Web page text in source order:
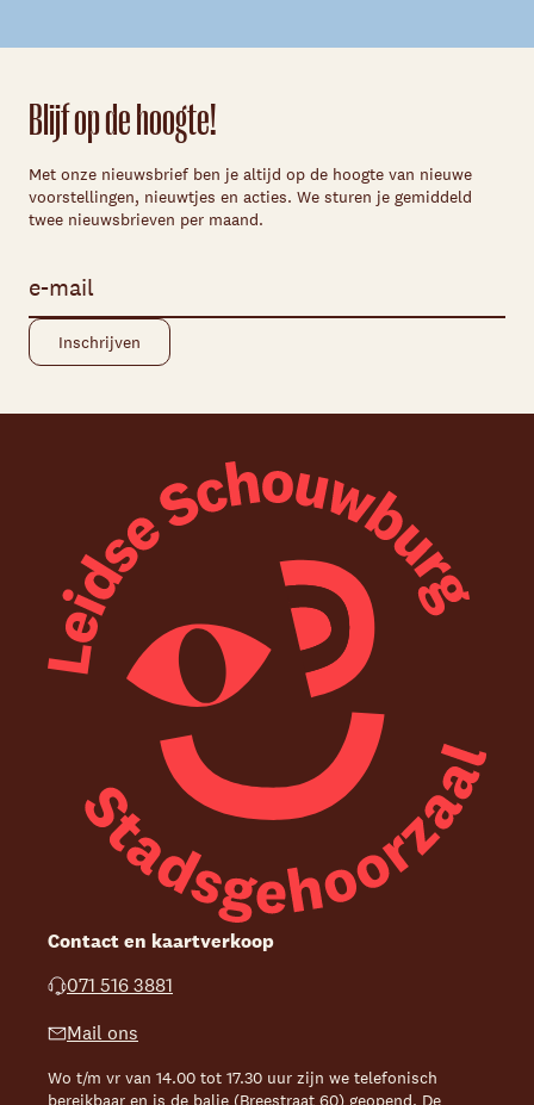
Blijf op de hoogte!
Met onze nieuwsbrief ben je altijd op de hoogte van nieuwe
voorstellingen, nieuwtjes en acties. We sturen je gemiddeld
twee nieuwsbrieven per maand.
Contact en kaartverkoop
071 516 3881
Mail ons
Wo t/m vr van 14.00 tot 17.30 uur zijn we telefonisch
bereikbaar en is de balie (Breestraat 60) geopend. De